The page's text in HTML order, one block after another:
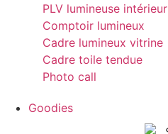
PLV lumineuse intérieur
Comptoir lumineux
Cadre lumineux vitrine
Cadre toile tendue
Photo call
Goodies